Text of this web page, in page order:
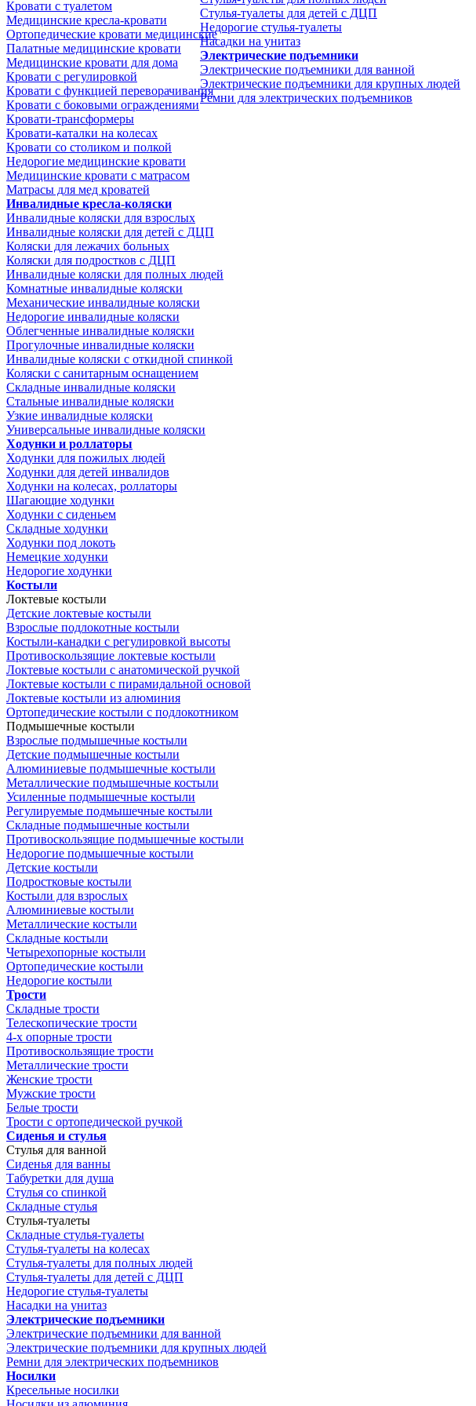
Кровати с туалетом
Медицинские крeсла-кровати
Ортопедические кровати медицинские
Палатные медицинские кровати
Медицинские кровати для дома
Кровати с регулировкой
Кровати с функцией переворачивания
Кровати с боковыми ограждениями
Кровати-трансформеры
Кровати-каталки на колесах
Кровати со столиком и полкой
Недорогие медицинские кровати
Медицинские кровати с матрасом
Матрасы для мед кроватей
Инвалидные кресла-коляски
Инвалидные коляски для взрослых
Инвалидные коляски для детей с ДЦП
Коляски для лежачих больных
Коляски для подростков с ДЦП
Инвалидные коляски для полных людей
Комнатные инвалидные коляски
Механические инвалидные коляски
Недорогие инвалидные коляски
Облегченные инвалидные коляски
Прогулочные инвалидные коляски
Инвалидные коляски с откидной спинкой
Коляски с санитарным оснащением
Складные инвалидные коляски
Стальные инвалидные коляски
Узкие инвалидные коляски
Универсальные инвалидные коляски
Ходунки и роллаторы
Ходунки для пожилых людей
Ходунки для детей инвалидов
Ходунки на колесах, роллаторы
Шагающие ходунки
Ходунки с сиденьем
Складные ходунки
Ходунки под локоть
Немецкие ходунки
Недорогие ходунки
Костыли
Локтевые костыли
Детские локтевые костыли
Взрослые подлокотные костыли
Костыли-канадки с регулировкой высоты
Противоскользящие локтевые костыли
Локтевые костыли с анатомической ручкой
Локтевые костыли с пирамидальной основой
Локтевые костыли из алюминия
Ортопедические костыли с подлокотником
Подмышечные костыли
Взрослые подмышечные костыли
Детские подмышечные костыли
Алюминиевые подмышечные костыли
Металлические подмышечные костыли
Усиленные подмышечные костыли
Регулируемые подмышечные костыли
Складные подмышечные костыли
Противоскользящие подмышечные костыли
Недорогие подмышечные костыли
Детские костыли
Подростковые костыли
Костыли для взрослых
Алюминиевые костыли
Металлические костыли
Складные костыли
Четырехопорные костыли
Ортопедические костыли
Недорогие костыли
Трости
Складные трости
Телескопические трости
4-х опорные трости
Противоскользящие трости
Металлические трости
Женские трости
Мужские трости
Белые трости
Трости с ортопедической ручкой
Сиденья и стулья
Стулья для ванной
Сиденья для ванны
Табуретки для душа
Стулья со спинкой
Складные стулья
Стулья-туалеты
Складные стулья-туалеты
Стулья-туалеты на колесах
Стулья-туалеты для полных людей
Стулья-туалеты для детей с ДЦП
Недорогие стулья-туалеты
Насадки на унитаз
Электрические подъемники
Электрические подъемники для ванной
Электрические подъемники для крупных людей
Ремни для электрических подъемников
Носилки
Кресельные носилки
Стулья-туалеты для детей с ДЦП
Недорогие стулья-туалеты
Насадки на унитаз
Электрические подъемники
Электрические подъемники для ванной
Электрические подъемники для крупных людей
Ремни для электрических подъемников